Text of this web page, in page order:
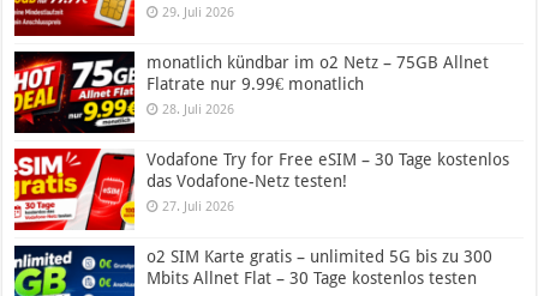
29. Juli 2026
monatlich kündbar im o2 Netz – 75GB Allnet
Flatrate nur 9.99€ monatlich
28. Juli 2026
Vodafone Try for Free eSIM – 30 Tage kostenlos
das Vodafone-Netz testen!
27. Juli 2026
o2 SIM Karte gratis – unlimited 5G bis zu 300
Mbits Allnet Flat – 30 Tage kostenlos testen